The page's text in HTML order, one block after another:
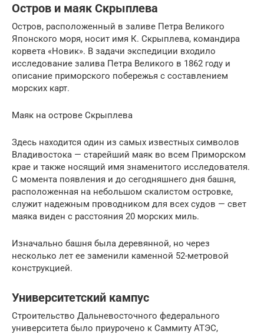
Остров и маяк Скрыплева
Остров, расположенный в заливе Петра Великого
Японского моря, носит имя К. Скрыплева, командира
корвета «Новик». В задачи экспедиции входило
исследование залива Петра Великого в 1862 году и
описание приморского побережья с составлением
морских карт.
Маяк на острове Скрыплева
Здесь находится один из самых известных символов
Владивостока — старейший маяк во всем Приморском
крае и также носящий имя знаменитого исследователя.
С момента появления и до сегодняшнего дня башня,
расположенная на небольшом скалистом островке,
служит надежным проводником для всех судов — свет
маяка виден с расстояния 20 морских миль.
Изначально башня была деревянной, но через
несколько лет ее заменили каменной 52-метровой
конструкцией.
Университетский кампус
Строительство Дальневосточного федерального
университета было приурочено к Саммиту АТЭС,